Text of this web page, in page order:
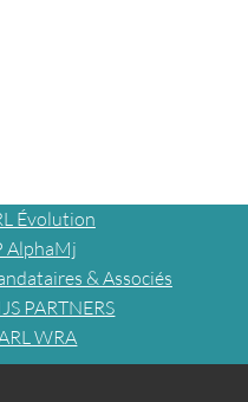
Évolution
AlphaMj
& Associés
PARTNERS
WRA